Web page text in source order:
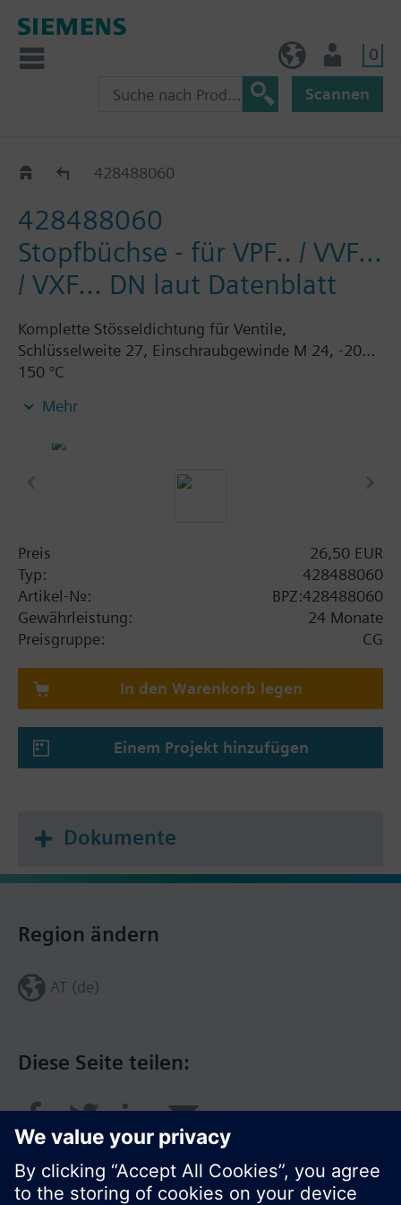
0
Scannen
Ersatzstopfbuchsen zu VVF63..
428488060
428488060
Stopfbüchse - für VPF.. / VVF...
/ VXF... DN laut Datenblatt
Komplette Stösseldichtung für Ventile,
Schlüsselweite 27, Einschraubgewinde M 24, -20…
150 °C
- VVF31.., VXF31.., DN 15...80
- VVF52.., DN 15...40
°C)
Bei Verwendung der Ventile der Baureihen V..F43..,
V..F53.. mit Stösselheizung sowie einer
Mediumstemperatur unter -5 °C muss die
Stösseldichtung ausgetauscht werden.
Mehr
Preis
26,50 EUR
Typ:
428488060
Artikel-Nr.:
BPZ:428488060
Gewährleistung:
24 Monate
Preisgruppe:
CG
In den Warenkorb legen
Einem Projekt hinzufügen
Dokumente
Diese Seite teilen:
Region ändern
AT (de)